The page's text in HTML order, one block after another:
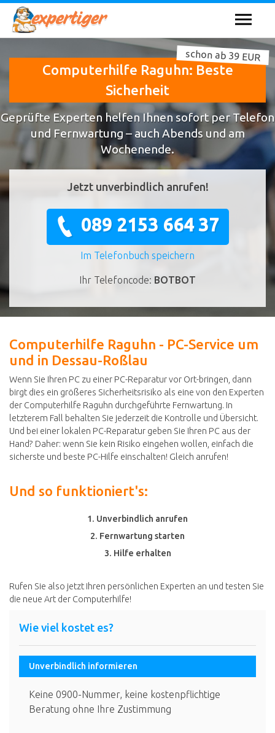
Computerhilfe Raguhn: Beste
Sicherheit
schon ab 39 EUR
Geprüfte Experten helfen Ihnen sofort per Telefon
und Fernwartung – auch Abends und am
Wochenende.
Jetzt unverbindlich anrufen!
089 2153 664 37
Im Telefonbuch speichern
Ihr Telefoncode: BOTBOT
Computerhilfe Raguhn - PC-Service um
und in Dessau-Roßlau
Wenn Sie Ihren PC zu einer PC-Reparatur vor Ort-bringen, dann
birgt dies ein größeres Sicherheitsrisiko als eine von den Experten
der Computerhilfe Raguhn durchgeführte Fernwartung. In
letzterem Fall behalten Sie jederzeit die Kontrolle und Übersicht.
Und bei einer lokalen PC-Reparatur geben Sie Ihren PC aus der
Hand? Daher: wenn Sie kein Risiko eingehen wollen, einfach die
sicherste und beste PC-Hilfe einschalten! Gleich anrufen!
Und so funktioniert's:
1. Unverbindlich anrufen
2. Fernwartung starten
3. Hilfe erhalten
Rufen Sie also jetzt Ihren persönlichen Experten an und testen Sie
die neue Art der Computerhilfe!
Wie viel kostet es?
Unverbindlich informieren
Keine 0900-Nummer, keine kostenpflichtige
Beratung ohne Ihre Zustimmung